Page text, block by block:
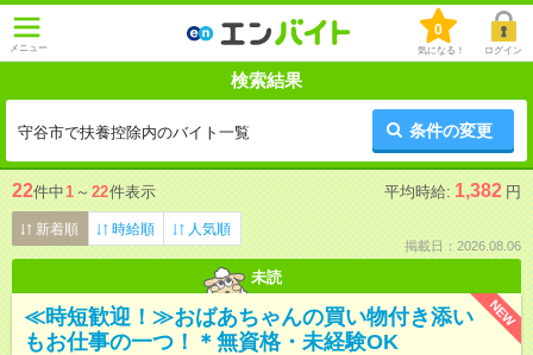
メニュー
0
気になる！ ログイン
検索結果
守谷市で扶養控除内のバイト一覧 条件の変更
22件中1 ～ 22件表示 平均時給: 1,382 円
新着順 時給順 人気順
掲載日：2026.08.06
未読
NEW
≪時短歓迎！≫おばあちゃんの買い物付き添い
もお仕事の一つ！＊無資格・未経験OK